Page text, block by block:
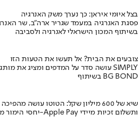
בצל איומי איראן: כך נערך משק האנרגיה
פסגת האנרגיה במעמד שגריר ארה"ב, שר
בשיתוף המכון הישראלי לאנרגיה ולסביבה
צובעים את הבית? אל תעשו את הטעות הזו
מומחה BG BOND עושה סדר על המדפים ומציג את מותג הצבע SIMPLY
בשיתוף BG BOND
שיא של 600 מיליון שקל: הטוטו עושה מהפיכה
יחסי הימור משופרים, הפקדות ב-Apple Pay ותשלום זכיות מיידי